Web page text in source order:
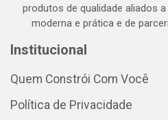
produtos de qualidade aliados
moderna e prática e de
Institucional
Quem Constrói Com Você
Política de Privacidade